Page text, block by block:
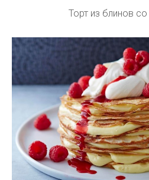
Торт из блинов